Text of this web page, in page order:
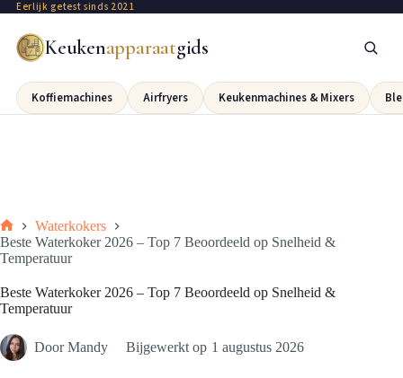
Eerlijk getest sinds 2021
Keukenapparaatgids
Koffiemachines Airfryers Keukenmachines & Mixers
Waterkokers
Beste Waterkoker 2026 – Top 7 Beoordeeld op Snelheid &
Temperatuur
Beste Waterkoker 2026 – Top 7 Beoordeeld op Snelheid &
Temperatuur
Door Mandy Bijgewerkt op 1 augustus 2026